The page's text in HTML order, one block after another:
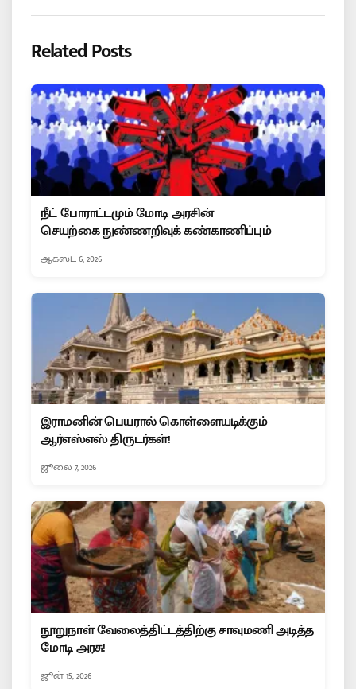
Related Posts
நீட் போராட்டமும் மோடி அரசின்
செயற்கை நுண்ணறிவுக் கண்காணிப்பும்
ஆகஸ்ட் 6, 2026
இராமனின் பெயரால் கொள்ளையடிக்கும்
ஆர்எஸ்எஸ் திருடர்கள்!
ஜூலை 7, 2026
நூறுநாள் வேலைத்திட்டத்திற்கு சாவுமணி அடித்த
மோடி அரசு!
ஜூன் 15, 2026